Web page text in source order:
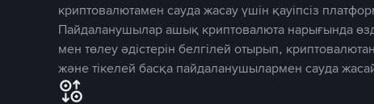
криптовалютамен сауда жасау үшін қауіпсіз
Пайдаланушылар ашық криптовалюта нарығында
мен төлеу әдістерін белгілей отырып,
және тікелей басқа пайдаланушылармен сауда